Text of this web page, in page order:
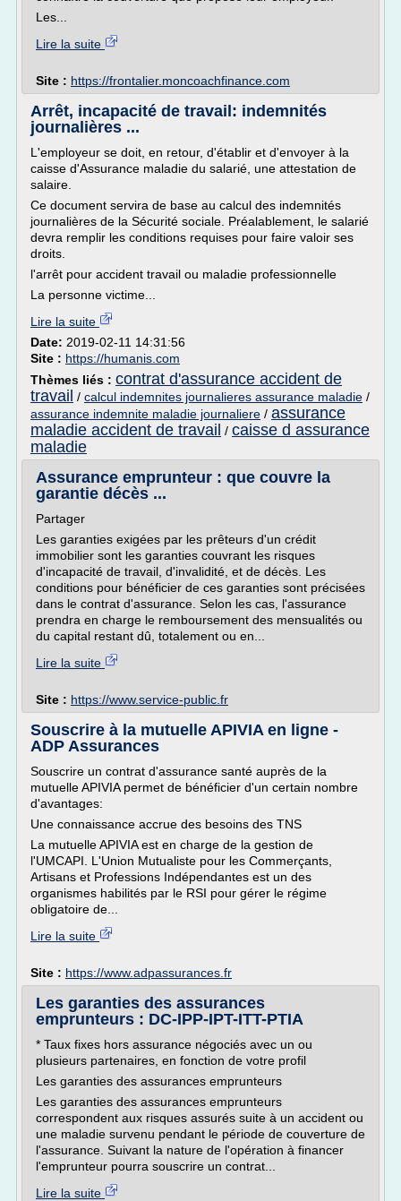
Les...
Lire la suite
Site : https://frontalier.moncoachfinance.com
Arrêt, incapacité de travail: indemnités
journalières ...
L'employeur se doit, en retour, d'établir et d'envoyer à la
caisse d'Assurance maladie du salarié, une attestation de
salaire.
Ce document servira de base au calcul des indemnités
journalières de la Sécurité sociale. Préalablement, le salarié
devra remplir les conditions requises pour faire valoir ses
droits.
l'arrêt pour accident travail ou maladie professionnelle
La personne victime...
Lire la suite
Date: 2019-02-11 14:31:56
Site : https://humanis.com
Thèmes liés : contrat d'assurance accident de
travail / calcul indemnites journalieres assurance maladie /
assurance indemnite maladie journaliere / assurance
maladie accident de travail / caisse d assurance
maladie
Assurance emprunteur : que couvre la
garantie décès ...
Partager
Les garanties exigées par les prêteurs d'un crédit
immobilier sont les garanties couvrant les risques
d'incapacité de travail, d'invalidité, et de décès. Les
conditions pour bénéficier de ces garanties sont précisées
dans le contrat d'assurance. Selon les cas, l'assurance
prendra en charge le remboursement des mensualités ou
du capital restant dû, totalement ou en...
Lire la suite
Site : https://www.service-public.fr
Souscrire à la mutuelle APIVIA en ligne -
ADP Assurances
Souscrire un contrat d'assurance santé auprès de la
mutuelle APIVIA permet de bénéficier d'un certain nombre
d'avantages:
Une connaissance accrue des besoins des TNS
La mutuelle APIVIA est en charge de la gestion de
l'UMCAPI. L'Union Mutualiste pour les Commerçants,
Artisans et Professions Indépendantes est un des
organismes habilités par le RSI pour gérer le régime
obligatoire de...
Lire la suite
Site : https://www.adpassurances.fr
Les garanties des assurances
emprunteurs : DC-IPP-IPT-ITT-PTIA
* Taux fixes hors assurance négociés avec un ou
plusieurs partenaires, en fonction de votre profil
Les garanties des assurances emprunteurs
Les garanties des assurances emprunteurs
correspondent aux risques assurés suite à un accident ou
une maladie survenu pendant le période de couverture de
l'assurance. Suivant la nature de l'opération à financer
l'emprunteur pourra souscrire un contrat...
Lire la suite